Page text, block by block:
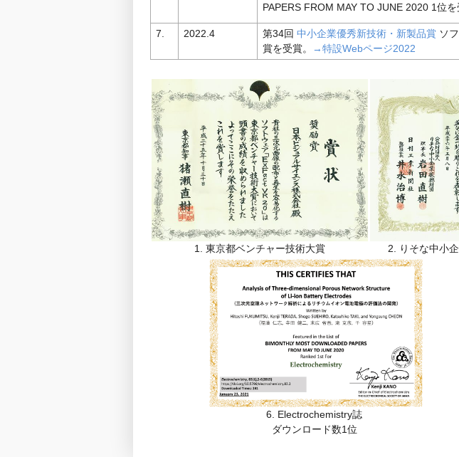
PAPERS FROM MAY TO JUNE 2020 1位
7. 2022.4 第34回 中小企業優秀新技術・新製品賞 ソ
賞を受賞。
→特設Webページ2022
1. 東京都ベンチャー技術大賞 2. りそな中小
6. Electrochemistry誌
ダウンロード数1位